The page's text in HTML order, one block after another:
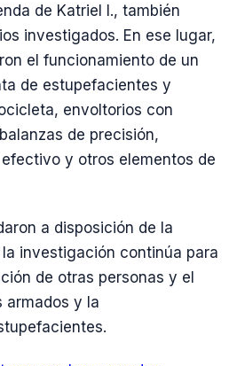
de Katriel I., también
investigados. En ese lugar,
el funcionamiento de un
de estupefacientes y
envoltorios con
de precisión,
y otros elementos de
a disposición de la
investigación continúa para
de otras personas y el
armados y la